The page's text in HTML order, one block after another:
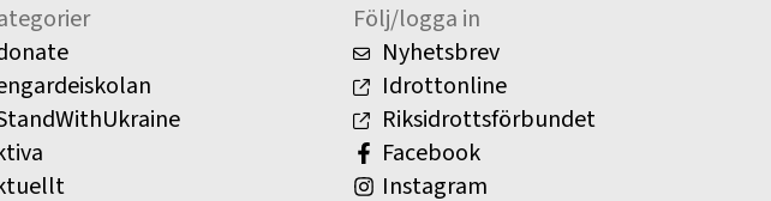
Följ/logga in
Nyhetsbrev
Idrottonline
Riksidrottsförbundet
Facebook
Instagram